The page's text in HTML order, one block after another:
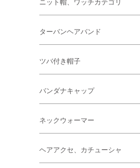
ニット帽、ワッチカテゴリ
ターバンヘアバンド
ツバ付き帽子
バンダナキャップ
ネックウォーマー
ヘアアクセ、カチューシャ